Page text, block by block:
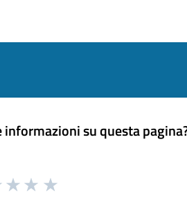
informazioni su questa